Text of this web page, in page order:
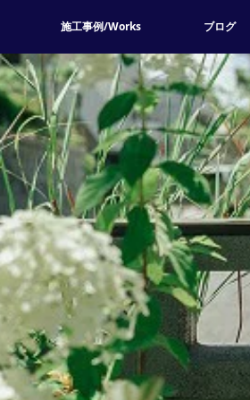
施工事例/Works ブログ